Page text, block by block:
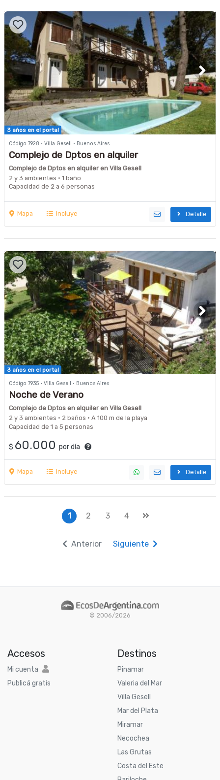
3 años en el portal
Código 7928 · Villa Gesell · Buenos Aires
Complejo de Dptos en alquiler
Complejo de Dptos en alquiler en Villa Gesell
2 y 3 ambientes · 1 baño
Capacidad de 2 a 6 personas
Mapa Incluye Detalle
3 años en el portal
Código 7935 · Villa Gesell · Buenos Aires
Noche de Verano
Complejo de Dptos en alquiler en Villa Gesell
2 y 3 ambientes · 2 baños · A 100 m de la playa
Capacidad de 1 a 5 personas
$ 60.000 por día
Mapa Incluye Detalle
1 2 3 4
Anterior Siguiente
© 2006/2026
Accesos
Mi cuenta
Publicá gratis
Destinos
Pinamar
Valeria del Mar
Villa Gesell
Mar del Plata
Miramar
Necochea
Las Grutas
Costa del Este